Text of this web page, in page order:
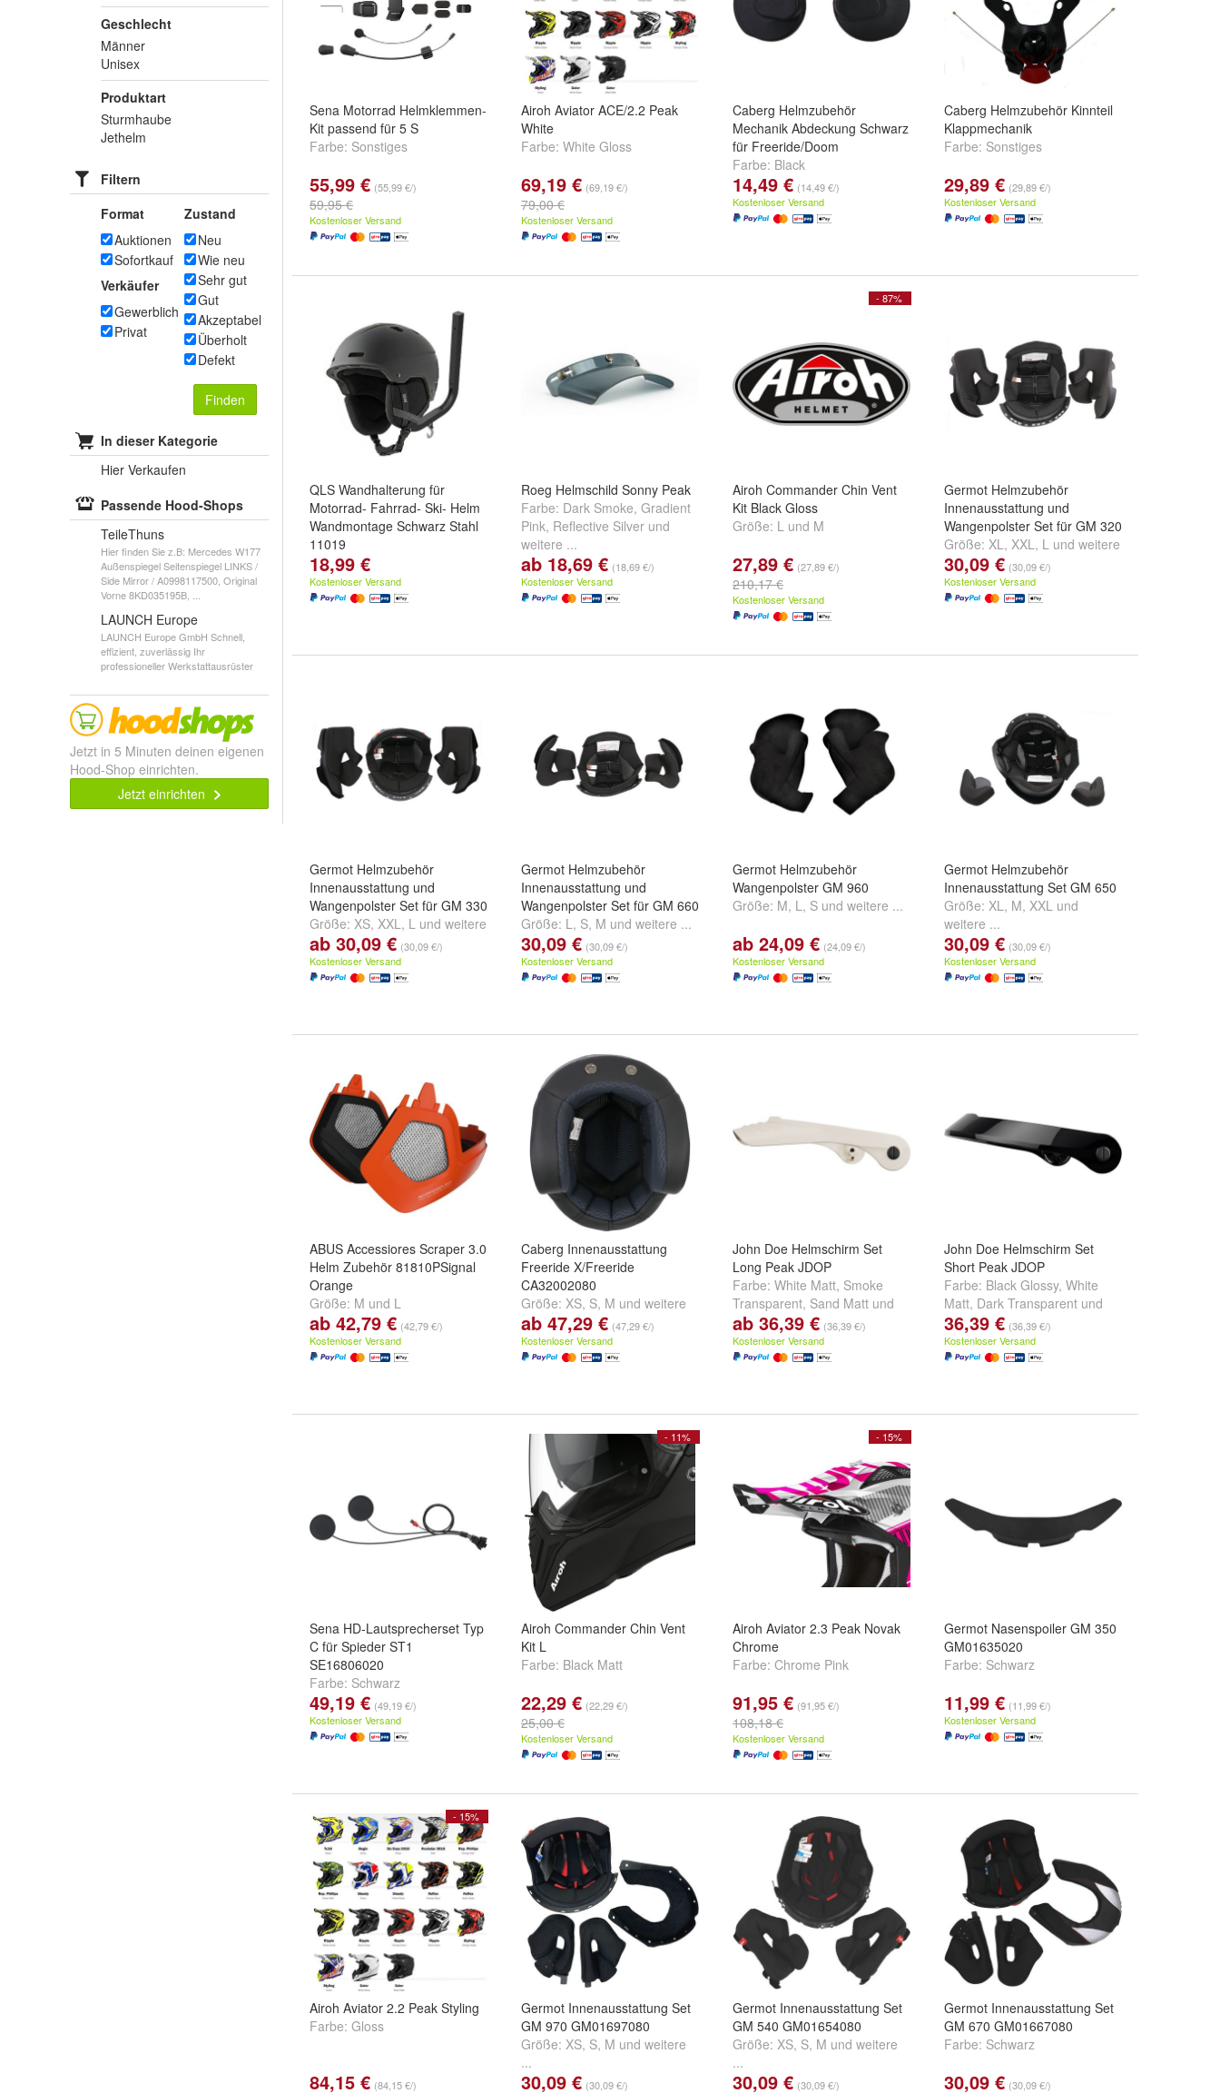
Geschlecht
Männer
Unisex
Produktart
Sturmhaube
Jethelm
Filtern
Format
Auktionen
Sofortkauf
Verkäufer
Gewerblich
Privat
Zustand
Neu
Wie neu
Sehr gut
Gut
Akzeptabel
Überholt
Defekt
Finden
In dieser Kategorie
Hier Verkaufen
Passende Hood-Shops
TeileThuns
Hier finden Sie z.B: Mercedes W177
Außenspiegel Seitenspiegel LINKS /
Side Mirror / A0998117500, Original
Vorne 8KD035195B, ...
LAUNCH Europe
LAUNCH Europe GmbH Schnell,
effizient, zuverlässig Ihr
professioneller Werkstattausrüster
Jetzt in 5 Minuten deinen eigenen
Hood-Shop einrichten.
Jetzt einrichten
Sena Motorrad Helmklemmen-
Kit passend für 5 S
Farbe: Sonstiges
55,99 € (55,99 €/)
59,95 €
Kostenloser Versand
Airoh Aviator ACE/2.2 Peak
White
Farbe: White Gloss
69,19 € (69,19 €/)
79,00 €
Kostenloser Versand
Caberg Helmzubehör
Mechanik Abdeckung Schwarz
für Freeride/Doom
Farbe: Black
14,49 € (14,49 €/)
Kostenloser Versand
Caberg Helmzubehör Kinnteil
Klappmechanik
Farbe: Sonstiges
29,89 € (29,89 €/)
Kostenloser Versand
QLS Wandhalterung für
Motorrad- Fahrrad- Ski- Helm
Wandmontage Schwarz Stahl
11019
18,99 €
Kostenloser Versand
Roeg Helmschild Sonny Peak
Farbe: Dark Smoke, Gradient
Pink, Reflective Silver und
weitere ...
ab 18,69 € (18,69 €/)
Kostenloser Versand
- 87%
Airoh Commander Chin Vent
Kit Black Gloss
Größe: L und M
27,89 € (27,89 €/)
210,17 €
Kostenloser Versand
Germot Helmzubehör
Innenausstattung und
Wangenpolster Set für GM 320
Größe: XL, XXL, L und weitere
...
30,09 € (30,09 €/)
Kostenloser Versand
Germot Helmzubehör
Innenausstattung und
Wangenpolster Set für GM 330
Größe: XS, XXL, L und weitere
...
ab 30,09 € (30,09 €/)
Kostenloser Versand
Germot Helmzubehör
Innenausstattung und
Wangenpolster Set für GM 660
Größe: L, S, M und weitere ...
30,09 € (30,09 €/)
Kostenloser Versand
Germot Helmzubehör
Wangenpolster GM 960
Größe: M, L, S und weitere ...
ab 24,09 € (24,09 €/)
Kostenloser Versand
Germot Helmzubehör
Innenausstattung Set GM 650
Größe: XL, M, XXL und
weitere ...
30,09 € (30,09 €/)
Kostenloser Versand
ABUS Accessiores Scraper 3.0
Helm Zubehör 81810PSignal
Orange
Größe: M und L
ab 42,79 € (42,79 €/)
Kostenloser Versand
Caberg Innenausstattung
Freeride X/Freeride
CA32002080
Größe: XS, S, M und weitere
...
ab 47,29 € (47,29 €/)
Kostenloser Versand
John Doe Helmschirm Set
Long Peak JDOP
Farbe: White Matt, Smoke
Transparent, Sand Matt und
weitere ...
ab 36,39 € (36,39 €/)
Kostenloser Versand
John Doe Helmschirm Set
Short Peak JDOP
Farbe: Black Glossy, White
Matt, Dark Transparent und
weitere ...
36,39 € (36,39 €/)
Kostenloser Versand
Sena HD-Lautsprecherset Typ
C für Spieder ST1
SE16806020
Farbe: Schwarz
49,19 € (49,19 €/)
Kostenloser Versand
- 11%
Airoh Commander Chin Vent
Kit L
Farbe: Black Matt
22,29 € (22,29 €/)
25,00 €
Kostenloser Versand
- 15%
Airoh Aviator 2.3 Peak Novak
Chrome
Farbe: Chrome Pink
91,95 € (91,95 €/)
108,18 €
Kostenloser Versand
Germot Nasenspoiler GM 350
GM01635020
Farbe: Schwarz
11,99 € (11,99 €/)
Kostenloser Versand
- 15%
Airoh Aviator 2.2 Peak Styling
Farbe: Gloss
84,15 € (84,15 €/)
Germot Innenausstattung Set
GM 970 GM01697080
Größe: XS, S, M und weitere
...
30,09 € (30,09 €/)
Germot Innenausstattung Set
GM 540 GM01654080
Größe: XS, S, M und weitere
...
30,09 € (30,09 €/)
Germot Innenausstattung Set
GM 670 GM01667080
Farbe: Schwarz
30,09 € (30,09 €/)